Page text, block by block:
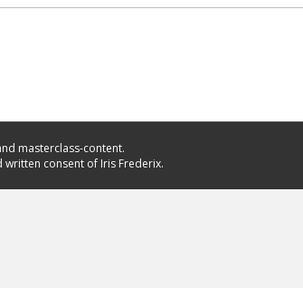
masterclass-content.
consent of Iris Frederix.